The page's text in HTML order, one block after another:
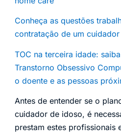
Conheça as questões
contratação de um
TOC na terceira idade:
Transtorno Obsessivo
o doente e as pessoas
Antes de entender se o
cuidador de idoso, é
prestam estes profissionais